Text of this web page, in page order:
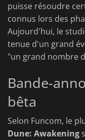
puisse résoudre
connus lors des
Aujourd'hui, le
tenue d'un grand
"un grand nombre
Bande-
bêta
Selon Funcom, le
Dune: Awakening